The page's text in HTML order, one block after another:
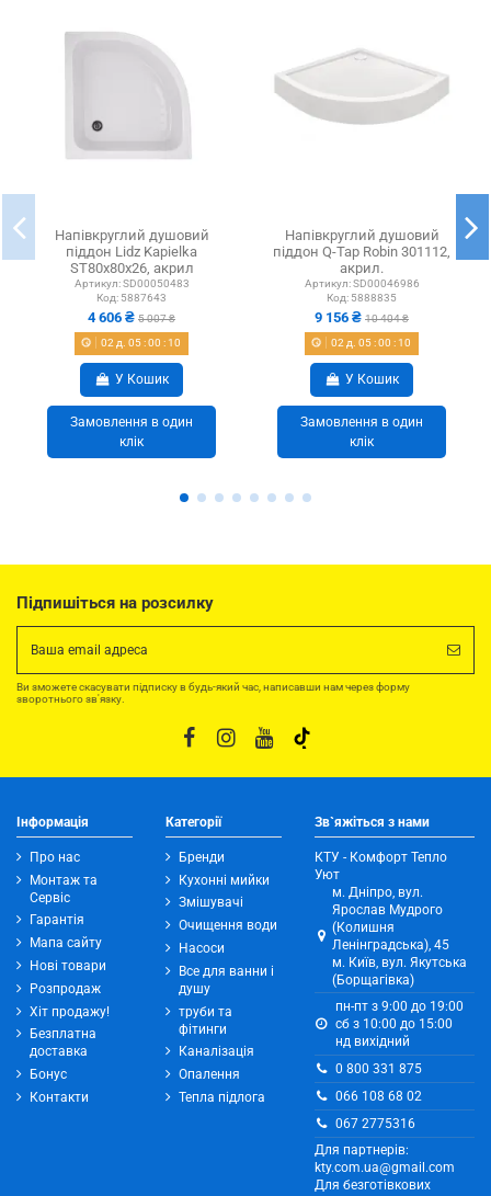
Напівкруглий душовий
піддон Lidz Kapielka
ST80x80x26, акрил
Артикул: SD00050483
Код: 5887643
4 606 ₴ 5 007 ₴
02д. 05:00 : 10
У Кошик
Замовлення в один
клік
Напівкруглий душовий
піддон Q-Tap Robin 301112,
акрил.
Артикул: SD00046986
Код: 5888835
9 156 ₴ 10 404 ₴
02д. 05:00 : 10
У Кошик
Замовлення в один
клік
Підпишіться на розсилку
Ви зможете скасувати підписку в будь-який час, написавши нам через форму
зворотнього зв'язку.
Інформація
Про нас
Монтаж та
Сервіс
Гарантія
Мапа сайту
Нові товари
Розпродаж
Хіт продажу!
Безплатна
доставка
Бонус
Контакти
Категорії
Бренди
Кухонні мийки
Змішувачі
Очищення води
Насоси
Все для ванни і
душу
труби та
фітинги
Каналізація
Опалення
Тепла підлога
Зв`яжіться з нами
КТУ - Комфорт Тепло
Уют
м. Дніпро, вул.
Ярослав Мудрого
(Колишня
Ленінградська), 45
м. Київ, вул. Якутська
(Борщагівка)
пн-пт з 9:00 до 19:00
сб з 10:00 до 15:00
нд вихідний
0 800 331 875
066 108 68 02
067 2775316
Для партнерів:
kty.com.ua@gmail.com
Для безготівкових